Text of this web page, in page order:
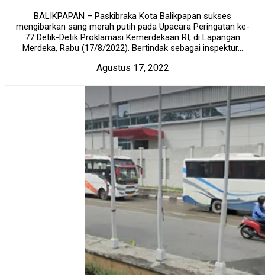
BALIKPAPAN – Paskibraka Kota Balikpapan sukses
mengibarkan sang merah putih pada Upacara Peringatan ke-
77 Detik-Detik Proklamasi Kemerdekaan RI, di Lapangan
Merdeka, Rabu (17/8/2022). Bertindak sebagai inspektur...
Agustus 17, 2022